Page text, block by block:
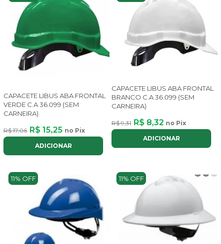
CAPACETE LIBUS ABA FRONTAL
VERDE C.A 36.099 (SEM
CARNEIRA)
R$ 17,06 R$ 15,25 no Pix
ADICIONAR
CAPACETE LIBUS ABA FRONTAL
BRANCO C.A 36.099 (SEM
CARNEIRA)
R$ 9,31 R$ 8,32 no Pix
ADICIONAR
11% OFF 11% OFF